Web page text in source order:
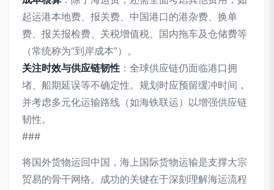
起运港本地费、报关费、中国港口的港杂费、换单
费、报关报检费、关税增值税、国内拖车及仓储费等
（常统称为“到岸成本”）。
关注时效与供应链韧性 ：全球供应链仍面临港口拥
堵、船期延误等不确定性。规划时应预留缓冲时间，
并考虑多元化运输路线（如海铁联运）以增强供应链
韧性。
###
将国外货物运回中国，海上国际货物运输是支撑大宗
贸易的骨干网络。成功的关键在于深刻理解海运流程